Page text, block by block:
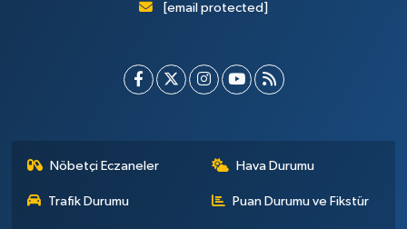
[email protected]
Nöbetçi Eczaneler Hava Durumu
Trafik Durumu Puan Durumu ve Fikstür